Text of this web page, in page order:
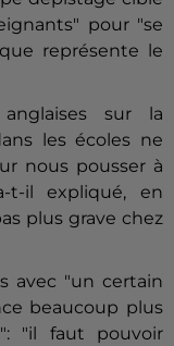
pour "se
représente le
sur la
les écoles ne
nous pousser à
t-il expliqué, en
plus grave chez
avec "un certain
beaucoup plus
"il faut pouvoir